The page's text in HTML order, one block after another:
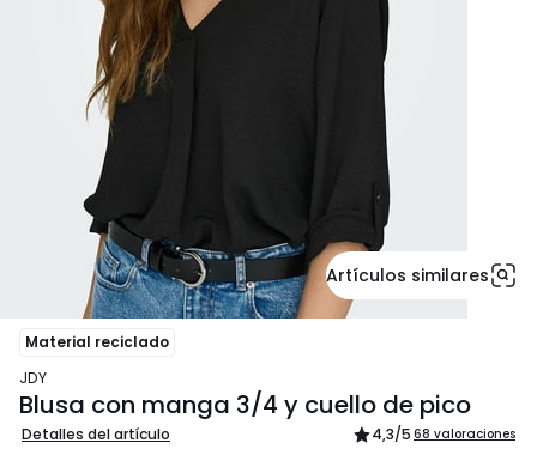
Artículos similares
Material reciclado
JDY
Blusa con manga 3/4 y cuello de pico
Detalles del artículo 4,3/5 68 valoraciones